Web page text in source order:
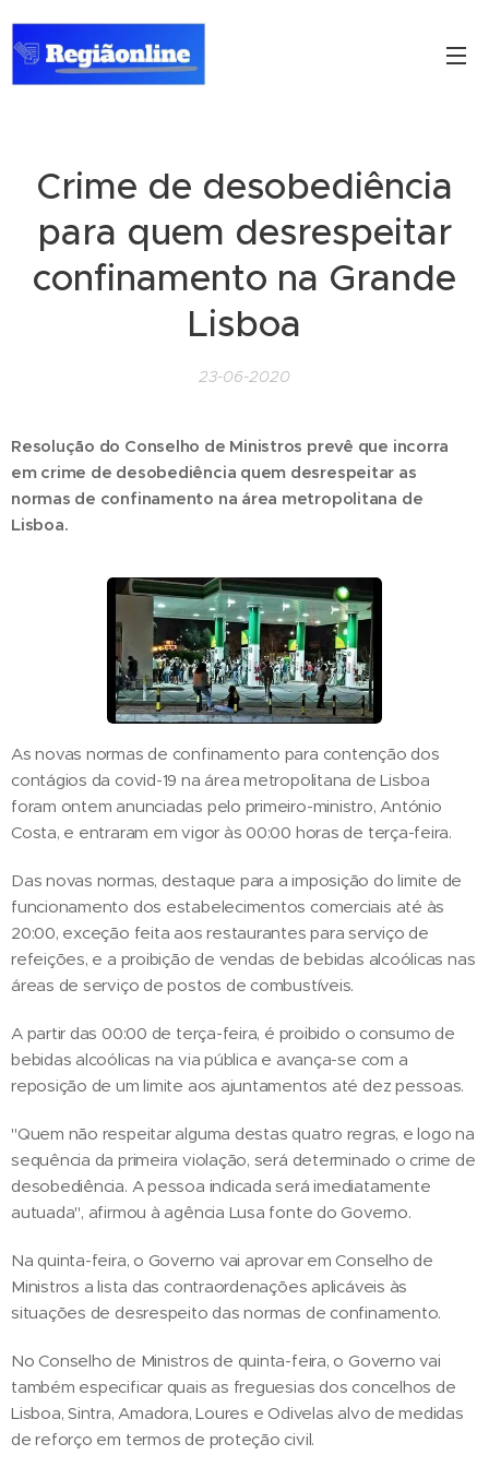
Crime de desobediência
para quem desrespeitar
confinamento na Grande
Lisboa
23-06-2020
Resolução do Conselho de Ministros prevê que incorra
em crime de desobediência quem desrespeitar as
normas de confinamento na área metropolitana de
Lisboa.
As novas normas de confinamento para contenção dos
contágios da covid-19 na área metropolitana de Lisboa
foram ontem anunciadas pelo primeiro-ministro, António
Costa, e entraram em vigor às 00:00 horas de terça-feira.
Das novas normas, destaque para a imposição do limite de
funcionamento dos estabelecimentos comerciais até às
20:00, exceção feita aos restaurantes para serviço de
refeições, e a proibição de vendas de bebidas alcoólicas nas
áreas de serviço de postos de combustíveis.
A partir das 00:00 de terça-feira, é proibido o consumo de
bebidas alcoólicas na via pública e avança-se com a
reposição de um limite aos ajuntamentos até dez pessoas.
"Quem não respeitar alguma destas quatro regras, e logo na
sequência da primeira violação, será determinado o crime de
desobediência. A pessoa indicada será imediatamente
autuada", afirmou à agência Lusa fonte do Governo.
Na quinta-feira, o Governo vai aprovar em Conselho de
Ministros a lista das contraordenações aplicáveis às
situações de desrespeito das normas de confinamento.
No Conselho de Ministros de quinta-feira, o Governo vai
também especificar quais as freguesias dos concelhos de
Lisboa, Sintra, Amadora, Loures e Odivelas alvo de medidas
de reforço em termos de proteção civil.